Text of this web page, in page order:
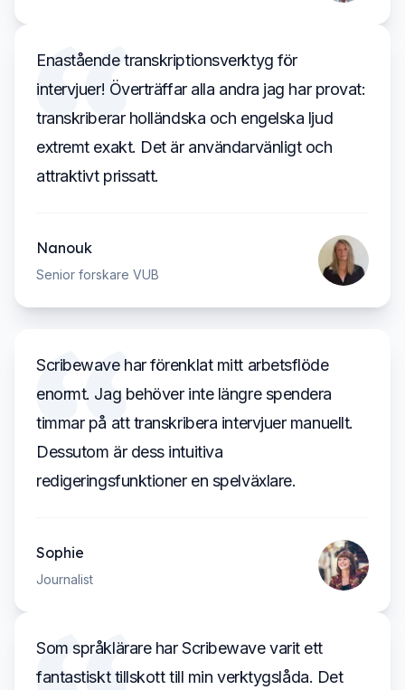
Enastående transkriptionsverktyg för
intervjuer! Överträffar alla andra jag har provat:
transkriberar holländska och engelska ljud
extremt exakt. Det är användarvänligt och
attraktivt prissatt.
Nanouk
Senior forskare VUB
Scribewave har förenklat mitt arbetsflöde
enormt. Jag behöver inte längre spendera
timmar på att transkribera intervjuer manuellt.
Dessutom är dess intuitiva
redigeringsfunktioner en spelväxlare.
Sophie
Journalist
Som språklärare har Scribewave varit ett
fantastiskt tillskott till min verktygslåda. Det